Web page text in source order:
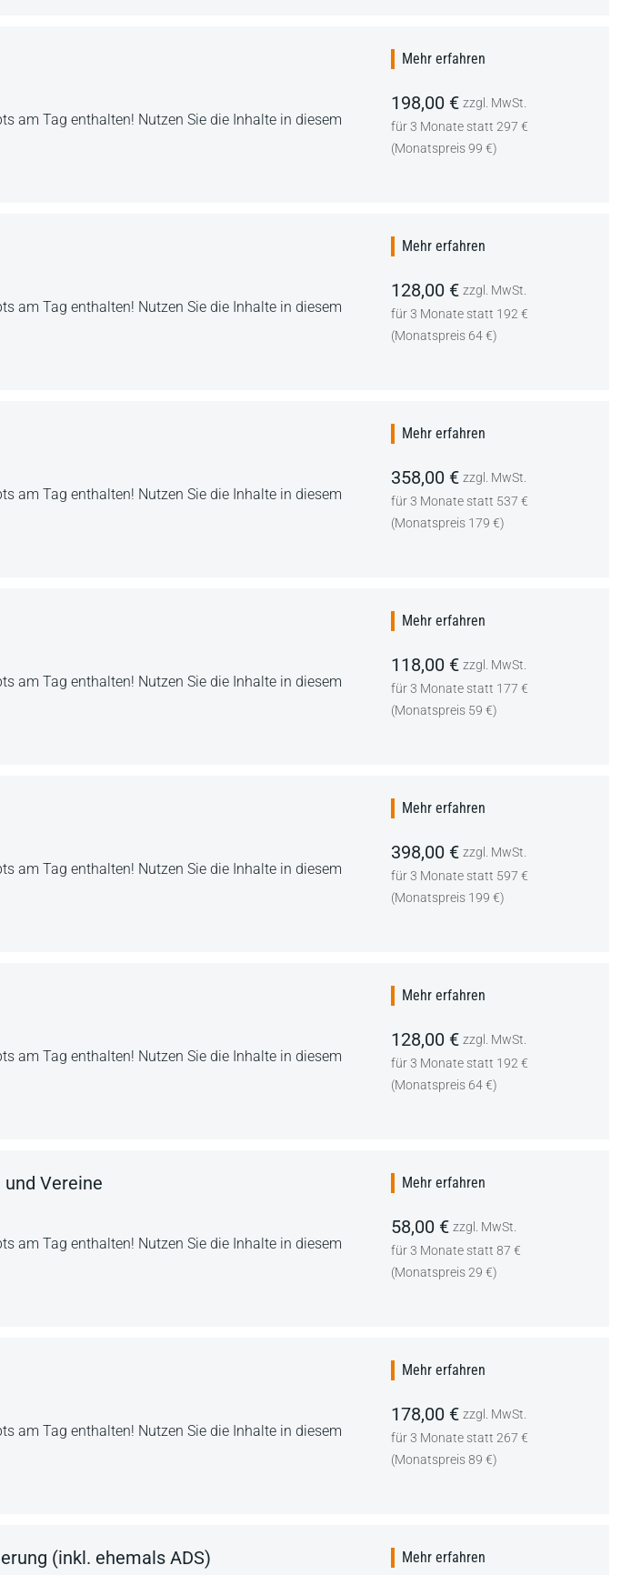
am Tag enthalten! Nutzen Sie die Inhalte in diesem
Mehr erfahren
198,00 € zzgl. MwSt.
für 3 Monate statt 297 €
(Monatspreis 99 €)
am Tag enthalten! Nutzen Sie die Inhalte in diesem
Mehr erfahren
128,00 € zzgl. MwSt.
für 3 Monate statt 192 €
(Monatspreis 64 €)
am Tag enthalten! Nutzen Sie die Inhalte in diesem
Mehr erfahren
358,00 € zzgl. MwSt.
für 3 Monate statt 537 €
(Monatspreis 179 €)
am Tag enthalten! Nutzen Sie die Inhalte in diesem
Mehr erfahren
118,00 € zzgl. MwSt.
für 3 Monate statt 177 €
(Monatspreis 59 €)
am Tag enthalten! Nutzen Sie die Inhalte in diesem
Mehr erfahren
398,00 € zzgl. MwSt.
für 3 Monate statt 597 €
(Monatspreis 199 €)
am Tag enthalten! Nutzen Sie die Inhalte in diesem
Mehr erfahren
128,00 € zzgl. MwSt.
für 3 Monate statt 192 €
(Monatspreis 64 €)
Vereine
am Tag enthalten! Nutzen Sie die Inhalte in diesem
Mehr erfahren
58,00 € zzgl. MwSt.
für 3 Monate statt 87 €
(Monatspreis 29 €)
am Tag enthalten! Nutzen Sie die Inhalte in diesem
Mehr erfahren
178,00 € zzgl. MwSt.
für 3 Monate statt 267 €
(Monatspreis 89 €)
(inkl. ehemals ADS) Mehr erfahren